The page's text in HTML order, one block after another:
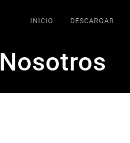
INICIO DESCARGAR
Nosotros